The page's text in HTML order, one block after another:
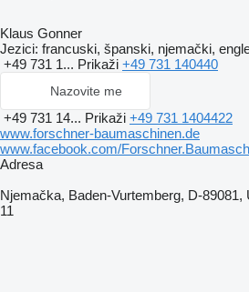
Klaus Gonner
Jezici: francuski, španski, njemački,
+49 731 1... Prikaži +49 731 140440
Nazovite me
+49 731 14... Prikaži +49 731 1404422
www.forschner-baumaschinen.de
www.facebook.com/
Adresa
Njemačka, Baden-Vurtemberg, D-
11